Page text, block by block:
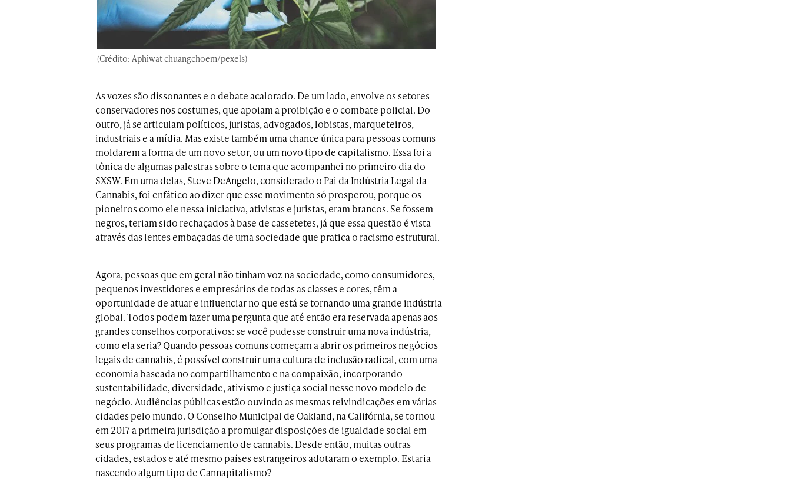
(Crédito: Aphiwat chuangchoem/pexels)
As vozes são dissonantes e o debate acalorado. De um lado, envolve os setores
conservadores nos costumes, que apoiam a proibição e o combate policial. Do
outro, já se articulam políticos, juristas, advogados, lobistas, marqueteiros,
industriais e a mídia. Mas existe também uma chance única para pessoas comuns
moldarem a forma de um novo setor, ou um novo tipo de capitalismo. Essa foi a
tônica de algumas palestras sobre o tema que acompanhei no primeiro dia do
SXSW. Em uma delas, Steve DeAngelo, considerado o Pai da Indústria Legal da
Cannabis, foi enfático ao dizer que esse movimento só prosperou, porque os
pioneiros como ele nessa iniciativa, ativistas e juristas, eram brancos. Se fossem
negros, teriam sido rechaçados à base de cassetetes, já que essa questão é vista
através das lentes embaçadas de uma sociedade que pratica o racismo estrutural.
Agora, pessoas que em geral não tinham voz na sociedade, como consumidores,
pequenos investidores e empresários de todas as classes e cores, têm a
oportunidade de atuar e influenciar no que está se tornando uma grande indústria
global. Todos podem fazer uma pergunta que até então era reservada apenas aos
grandes conselhos corporativos: se você pudesse construir uma nova indústria,
como ela seria? Quando pessoas comuns começam a abrir os primeiros negócios
legais de cannabis, é possível construir uma cultura de inclusão radical, com uma
economia baseada no compartilhamento e na compaixão, incorporando
sustentabilidade, diversidade, ativismo e justiça social nesse novo modelo de
negócio. Audiências públicas estão ouvindo as mesmas reivindicações em várias
cidades pelo mundo. O Conselho Municipal de Oakland, na Califórnia, se tornou
em 2017 a primeira jurisdição a promulgar disposições de igualdade social em
seus programas de licenciamento de cannabis. Desde então, muitas outras
cidades, estados e até mesmo países estrangeiros adotaram o exemplo. Estaria
nascendo algum tipo de Cannapitalismo?